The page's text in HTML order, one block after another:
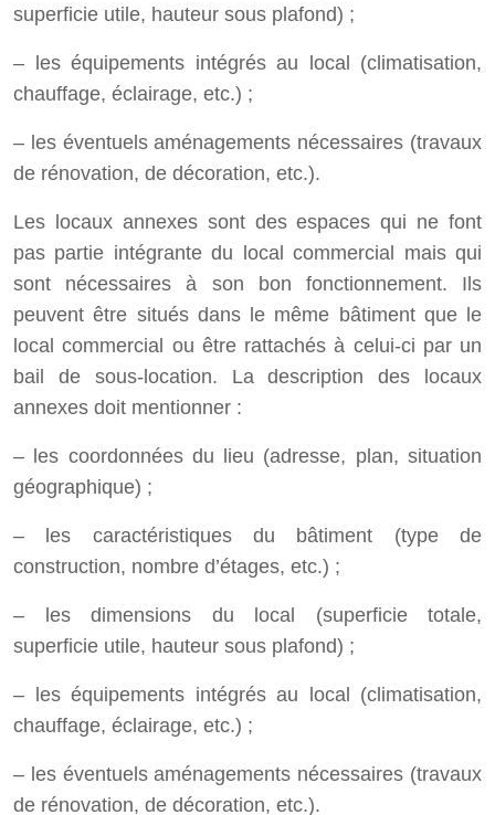
superficie utile, hauteur sous plafond) ;
– les équipements intégrés au local (climatisation,
chauffage, éclairage, etc.) ;
– les éventuels aménagements nécessaires (travaux
de rénovation, de décoration, etc.).
Les locaux annexes sont des espaces qui ne font
pas partie intégrante du local commercial mais qui
sont nécessaires à son bon fonctionnement. Ils
peuvent être situés dans le même bâtiment que le
local commercial ou être rattachés à celui-ci par un
bail de sous-location. La description des locaux
annexes doit mentionner :
– les coordonnées du lieu (adresse, plan, situation
géographique) ;
– les caractéristiques du bâtiment (type de
construction, nombre d’étages, etc.) ;
– les dimensions du local (superficie totale,
superficie utile, hauteur sous plafond) ;
– les équipements intégrés au local (climatisation,
chauffage, éclairage, etc.) ;
– les éventuels aménagements nécessaires (travaux
de rénovation, de décoration, etc.).